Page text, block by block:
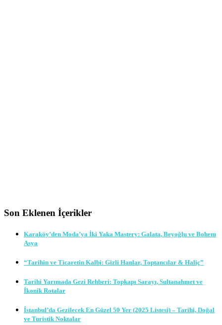
Son Eklenen İçerikler
Karaköy’den Moda’ya İki Yaka Mastery: Galata, Beyoğlu ve Bohem
Asya
“Tarihin ve Ticaretin Kalbi: Gizli Hanlar, Toptancılar & Haliç”
Tarihi Yarımada Gezi Rehberi: Topkapı Sarayı, Sultanahmet ve
İkonik Rotalar
İstanbul’da Gezilecek En Güzel 50 Yer (2025 Listesi) – Tarihi, Doğal
ve Turistik Noktalar